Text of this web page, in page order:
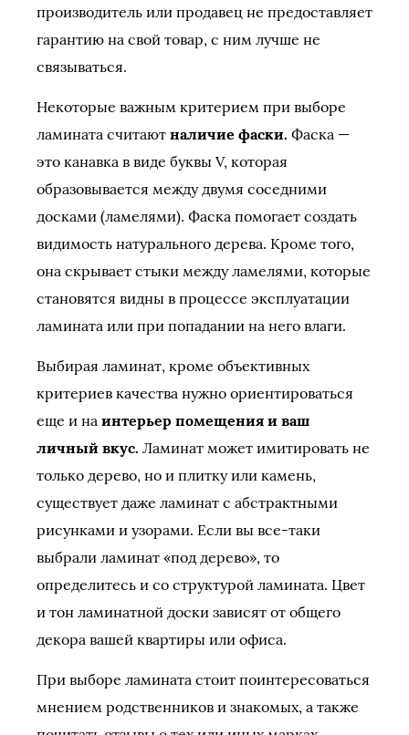
производитель или продавец не предоставляет
гарантию на свой товар, с ним лучше не
связываться.
Некоторые важным критерием при выборе
ламината считают наличие фаски. Фаска —
это канавка в виде буквы V, которая
образовывается между двумя соседними
досками (ламелями). Фаска помогает создать
видимость натурального дерева. Кроме того,
она скрывает стыки между ламелями, которые
становятся видны в процессе эксплуатации
ламината или при попадании на него влаги.
Выбирая ламинат, кроме объективных
критериев качества нужно ориентироваться
еще и на интерьер помещения и ваш
личный вкус. Ламинат может имитировать не
только дерево, но и плитку или камень,
существует даже ламинат с абстрактными
рисунками и узорами. Если вы все-таки
выбрали ламинат «под дерево», то
определитесь и со структурой ламината. Цвет
и тон ламинатной доски зависят от общего
декора вашей квартиры или офиса.
При выборе ламината стоит поинтересоваться
мнением родственников и знакомых, а также